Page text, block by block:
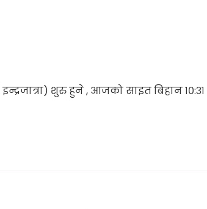
शुरु हुने , आजको साइत बिहान